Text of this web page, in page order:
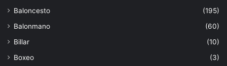
Baloncesto
(195)
Balonmano
(60)
Billar
(10)
Boxeo
(3)